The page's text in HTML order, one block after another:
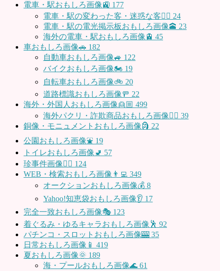
電車・駅おもしろ画像🚉 177
電車・駅の変わった客・迷惑な客🤦‍♀️ 24
電車・駅の電光掲示板おもしろ画像🕋 23
海外の電車・駅おもしろ画像🚊 45
車おもしろ画像🚗 182
自動車おもしろ画像🚙 122
バイクおもしろ画像🏍 19
自転車おもしろ画像🚲 20
道路標識おもしろ画像🚥 22
海外・外国人おもしろ画像👱🏼 499
海外パクリ・詐欺商品おもしろ画像🙅‍♀️ 39
銅像・モニュメントおもしろ画像🗿 22
公園おもしろ画像⛲️ 19
トイレおもしろ画像🚽 57
珍事件画像👮‍♂️ 124
WEB・検索おもしろ画像👨‍💻 349
オークションおもしろ画像💰 8
Yahoo!知恵袋おもしろ画像👂 17
完全一致おもしろ画像🎭 123
着ぐるみ・ゆるキャラおもしろ画像🕺 92
パチンコ・スロットおもしろ画像🎰 35
日常おもしろ画像📱 419
夏おもしろ画像🌞 189
海・プールおもしろ画像🌊 61